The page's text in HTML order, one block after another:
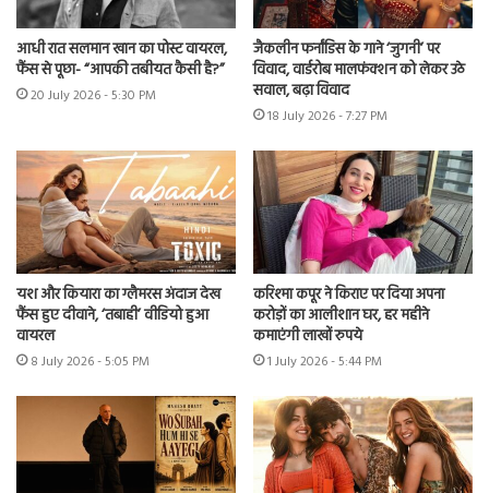
आधी रात सलमान खान का पोस्ट वायरल,
फैंस से पूछा- “आपकी तबीयत कैसी है?”
20 July 2026 - 5:30 PM
जैकलीन फर्नांडिस के गाने ‘जुगनी’ पर
विवाद, वार्डरोब मालफंक्शन को लेकर उठे
सवाल, बढ़ा विवाद
18 July 2026 - 7:27 PM
यश और कियारा का ग्लैमरस अंदाज देख
फैंस हुए दीवाने, ‘तबाही’ वीडियो हुआ
वायरल
8 July 2026 - 5:05 PM
करिश्मा कपूर ने किराए पर दिया अपना
करोड़ों का आलीशान घर, हर महीने
कमाएंगी लाखों रुपये
1 July 2026 - 5:44 PM